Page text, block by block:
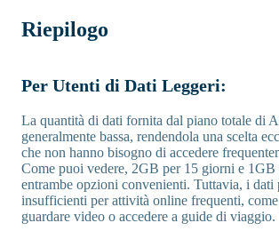
Riepilogo
Per Utenti di Dati Leggeri:
La quantità di dati fornita dal piano totale di
generalmente bassa, rendendola una scelta
che non hanno bisogno di accedere
Come puoi vedere, 2GB per 15 giorni e
entrambe opzioni convenienti. Tuttavia, i dati
insufficienti per attività online frequenti,
guardare video o accedere a guide di viaggio.